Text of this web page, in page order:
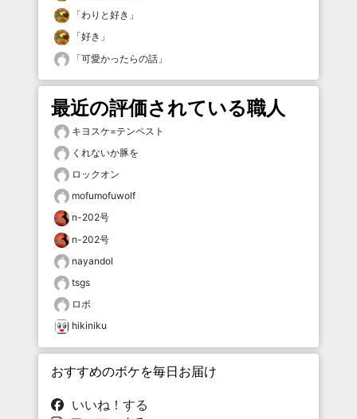
「わりと好き 」
「好き 」
「可愛かったらの話 」
最近の評価されている職人
キヨスケ=テンペスト
くれないか豚を
ロックオン
mofumofuwolf
n-202号
n-202号
nayandol
tsgs
ロボ
hikiniku
おすすめのボケを毎日お届け
いいね！する